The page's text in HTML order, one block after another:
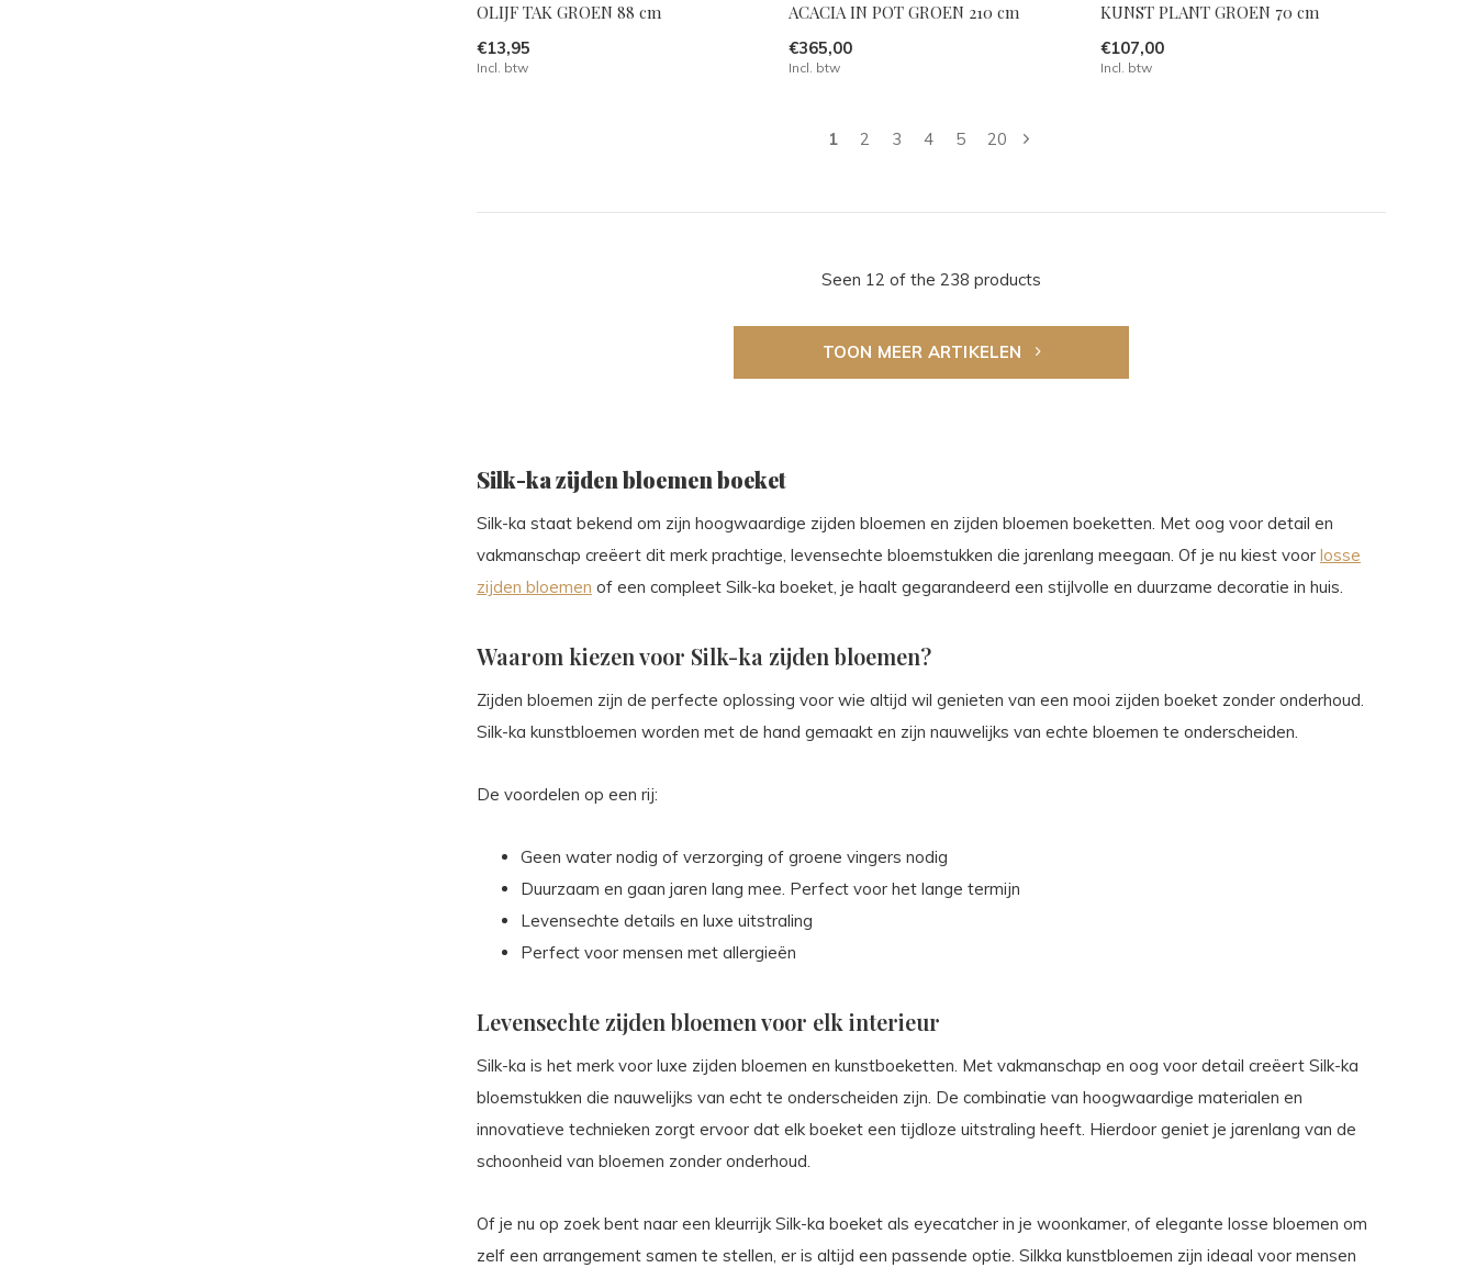
OLIJF TAK GROEN 88 cm
€13,95
Incl. btw
ACACIA IN POT GROEN 210 cm
€365,00
Incl. btw
KUNST PLANT GROEN 70 cm
€107,00
Incl. btw
1 2 3 4 5 20
Seen 12 of the 238 products
TOON MEER ARTIKELEN
Silk-ka zijden bloemen boeket
Silk-ka staat bekend om zijn hoogwaardige zijden bloemen en zijden bloemen boeketten. Met oog voor detail en
vakmanschap creëert dit merk prachtige, levensechte bloemstukken die jarenlang meegaan. Of je nu kiest voor losse
zijden bloemen of een compleet Silk-ka boeket, je haalt gegarandeerd een stijlvolle en duurzame decoratie in huis.
Waarom kiezen voor Silk-ka zijden bloemen?
Zijden bloemen zijn de perfecte oplossing voor wie altijd wil genieten van een mooi zijden boeket zonder onderhoud.
Silk-ka kunstbloemen worden met de hand gemaakt en zijn nauwelijks van echte bloemen te onderscheiden.
De voordelen op een rij:
Geen water nodig of verzorging of groene vingers nodig
Duurzaam en gaan jaren lang mee. Perfect voor het lange termijn
Levensechte details en luxe uitstraling
Perfect voor mensen met allergieën
Levensechte zijden bloemen voor elk interieur
Silk-ka is het merk voor luxe zijden bloemen en kunstboeketten. Met vakmanschap en oog voor detail creëert Silk-ka
bloemstukken die nauwelijks van echt te onderscheiden zijn. De combinatie van hoogwaardige materialen en
innovatieve technieken zorgt ervoor dat elk boeket een tijdloze uitstraling heeft. Hierdoor geniet je jarenlang van de
schoonheid van bloemen zonder onderhoud.
Of je nu op zoek bent naar een kleurrijk Silk-ka boeket als eyecatcher in je woonkamer, of elegante losse bloemen om
zelf een arrangement samen te stellen, er is altijd een passende optie. Silkka kunstbloemen zijn ideaal voor mensen